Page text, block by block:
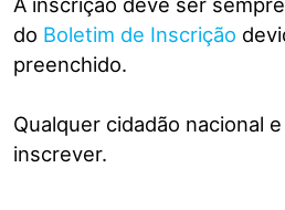
do Boletim de Inscrição
preenchido.
Qualquer cidadão nacional
inscrever.